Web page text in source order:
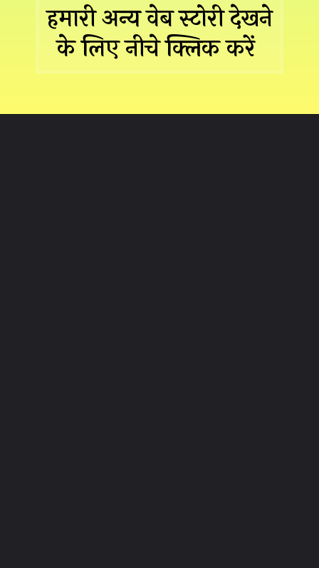
हमारी अन्य वेब स्टोरी देखने
के लिए नीचे क्लिक करें